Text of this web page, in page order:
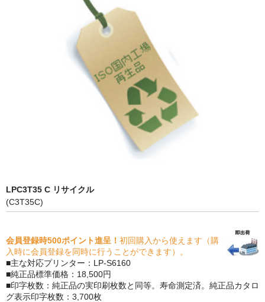
特定商取引法に基づく表示
貴社都合返品
購入ガイド
トナーの種類と比較
トナー再生の流れ
LPC3T35 C リサイクル
(C3T35C)
会員登録時500ポイント進呈！ 初回購入から使えます（購
入時に会員登録を同時に行うことができます）。
■主な対応プリンター：LP-S6160
■純正品標準価格：18,500円
■印字枚数：純正品の実印刷枚数と同等。寿命測定済。純正品カタロ
グ表示印字枚数：3,700枚